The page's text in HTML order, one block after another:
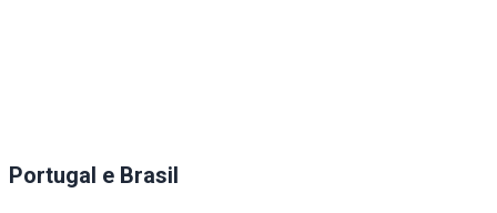
Portugal e Brasil